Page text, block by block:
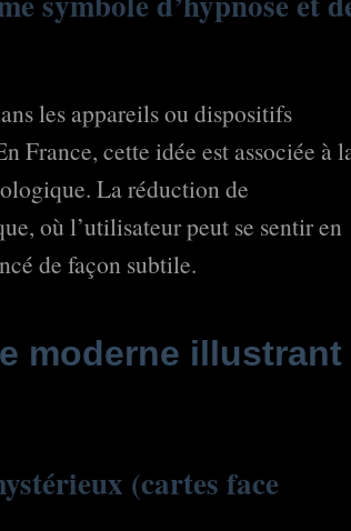
les appareils ou dispositifs
France, cette idée est associée à
La réduction de
où l’utilisateur peut se sentir en
de façon subtile.
moderne illustrant
(cartes face